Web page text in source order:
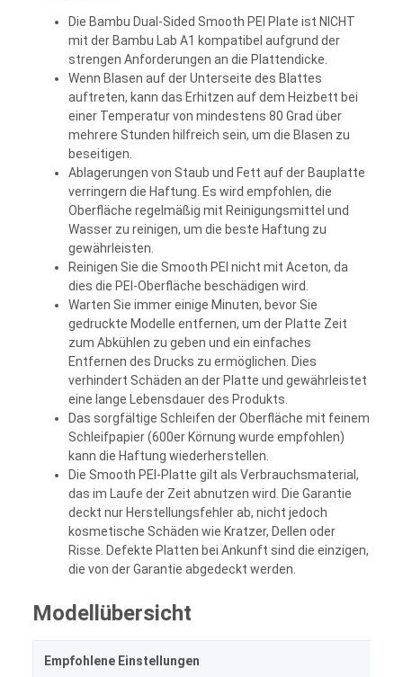
Die Bambu Dual-Sided Smooth PEI Plate ist NICHT
mit der Bambu Lab A1 kompatibel aufgrund der
strengen Anforderungen an die Plattendicke.
Wenn Blasen auf der Unterseite des Blattes
auftreten, kann das Erhitzen auf dem Heizbett bei
einer Temperatur von mindestens 80 Grad über
mehrere Stunden hilfreich sein, um die Blasen zu
beseitigen.
Ablagerungen von Staub und Fett auf der Bauplatte
verringern die Haftung. Es wird empfohlen, die
Oberfläche regelmäßig mit Reinigungsmittel und
Wasser zu reinigen, um die beste Haftung zu
gewährleisten.
Reinigen Sie die Smooth PEI nicht mit Aceton, da
dies die PEI-Oberfläche beschädigen wird.
Warten Sie immer einige Minuten, bevor Sie
gedruckte Modelle entfernen, um der Platte Zeit
zum Abkühlen zu geben und ein einfaches
Entfernen des Drucks zu ermöglichen. Dies
verhindert Schäden an der Platte und gewährleistet
eine lange Lebensdauer des Produkts.
Das sorgfältige Schleifen der Oberfläche mit feinem
Schleifpapier (600er Körnung wurde empfohlen)
kann die Haftung wiederherstellen.
Die Smooth PEI-Platte gilt als Verbrauchsmaterial,
das im Laufe der Zeit abnutzen wird. Die Garantie
deckt nur Herstellungsfehler ab, nicht jedoch
kosmetische Schäden wie Kratzer, Dellen oder
Risse. Defekte Platten bei Ankunft sind die einzigen,
die von der Garantie abgedeckt werden.
Modellübersicht
Empfohlene Einstellungen